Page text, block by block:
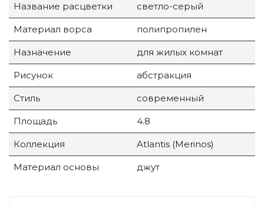
Название расцветки светло-серый
Материал ворса полипропилен
Назначение для жилых комнат
Рисунок абстракция
Стиль современный
Площадь 4.8
Коллекция Atlantis (Merinos)
Материал основы джут